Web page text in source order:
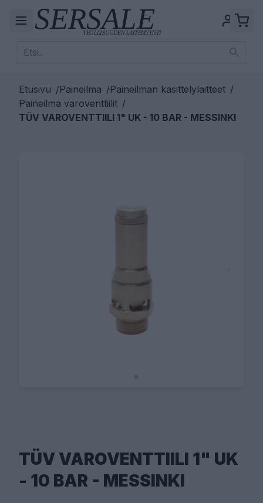
Etusivu /Paineilma /Paineilman käsittelylaitteet /
Paineilma varoventtiilit /
TÜV VAROVENTTIILI 1" UK - 10 BAR - MESSINKI
TÜV VAROVENTTIILI 1" UK
- 10 BAR - MESSINKI